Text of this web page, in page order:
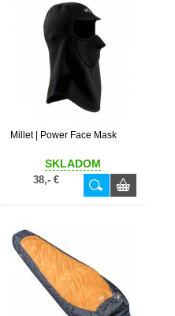
Millet | Power Face Mask
SKLADOM
38,- €